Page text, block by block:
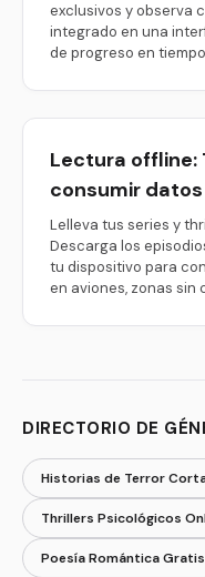
exclusivos y observa
integrado en una
de progreso en
Lectura offline:
consumir datos
Lelleva tus series y
Descarga los
tu dispositivo para
en aviones, zonas
DIRECTORIO DE
Historias de Terror
Thrillers Psicológicos
Poesía Romántica Gratis